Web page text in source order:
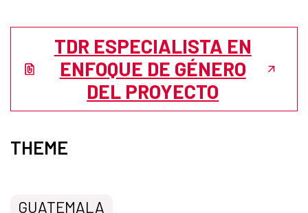
TDR ESPECIALISTA EN
ENFOQUE DE GÉNERO
DEL PROYECTO
THEME
GUATEMALA